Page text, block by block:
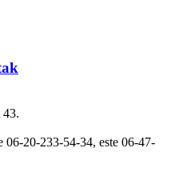
43.
06-20-233-54-34, este 06-47-